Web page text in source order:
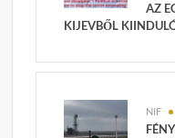
AZ
KIJEVBŐL
NIF